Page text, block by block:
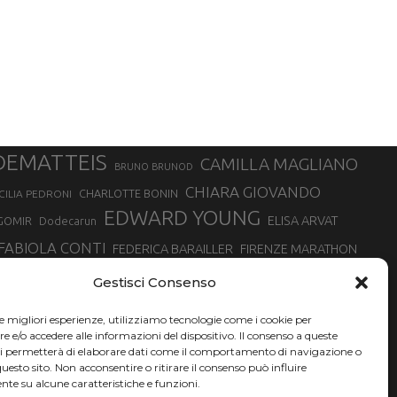
Gestisci Consenso
migliori esperienze, utilizziamo tecnologie come i cookie per
e/o accedere alle informazioni del dispositivo. Il consenso a queste
permetterà di elaborare dati come il comportamento di navigazione o
sito. Non acconsentire o ritirare il consenso può influire
su alcune caratteristiche e funzioni.
BRUNO BRUNOD CAMILLA MAGLIANO
PEDRONI CHARLOTTE BONIN CHIARA GIOVANDO
Dodecarun EDWARD YOUNG ELISA ARVAT
FABIOLA CONTI FEDERICA BARAILLER FIRENZE MARATHON
GIOVANNA EPIS GIULIANO CAVALLO
DI TORINO MARATONINA MARCELLA BELLETTI MARCO OLMO
MONVISO VERTICAL RACE NADIA BATTOCLETTI
BONALDI SILVIA RAMPAZZO